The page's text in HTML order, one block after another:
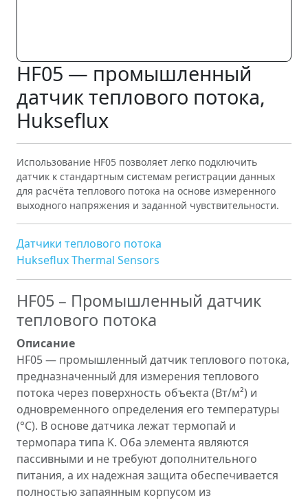
HF05 — промышленный
датчик теплового потока,
Hukseflux
Использование HF05 позволяет легко подключить
датчик к стандартным системам регистрации данных
для расчёта теплового потока на основе измеренного
выходного напряжения и заданной чувствительности.
Датчики теплового потока
Hukseflux Thermal Sensors
HF05 – Промышленный датчик
теплового потока
Описание
HF05 — промышленный датчик теплового потока,
предназначенный для измерения теплового
потока через поверхность объекта (Вт/м²) и
одновременного определения его температуры
(°C). В основе датчика лежат термопай и
термопара типа K. Оба элемента являются
пассивными и не требуют дополнительного
питания, а их надежная защита обеспечивается
полностью запаянным корпусом из